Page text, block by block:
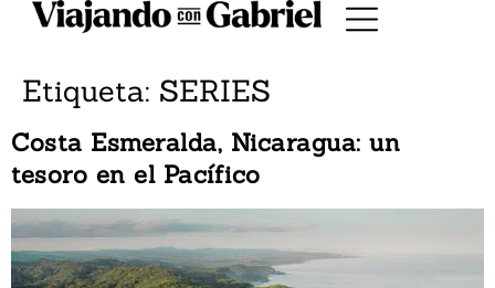
Etiqueta: SERIES
Costa Esmeralda, Nicaragua: un
tesoro en el Pacífico